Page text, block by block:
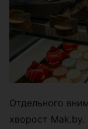
Отдельного
хворост